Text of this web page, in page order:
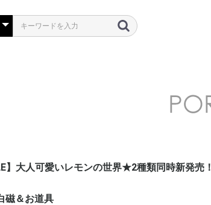
】大人可愛いレモンの世界★2種類同時新発売！
磁＆お道具